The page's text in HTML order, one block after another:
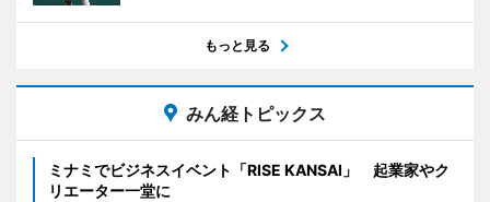
もっと見る
みん経トピックス
ミナミでビジネスイベント「RISE KANSAI」 起業家やク
リエーター一堂に